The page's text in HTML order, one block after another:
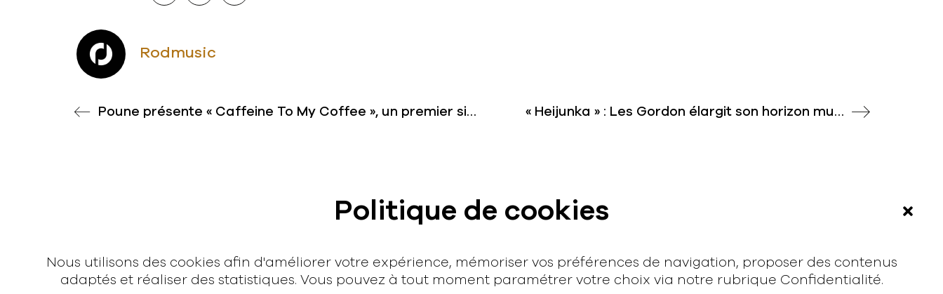
Politique de cookies
Nous utilisons des cookies afin d'améliorer votre expérience, mémoriser vos préférences de navigation, proposer des contenus
adaptés et réaliser des statistiques. Vous pouvez à tout moment paramétrer votre choix via notre rubrique Confidentialité.
Rodmusic
Poune présente « Caffeine To My Coffee », un premier single infusé de bonnes ondes « Heijunka » : Les Gordon élargit son horizon musical avec un nouvel EP
hello@rodmusic.fr
Groover
Rodmusic, le média avant-coureur de